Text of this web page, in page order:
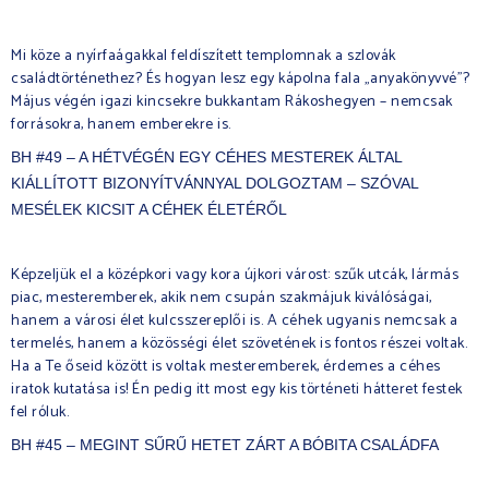
Mi köze a nyírfaágakkal feldíszített templomnak a szlovák
családtörténethez? És hogyan lesz egy kápolna fala „anyakönyvvé”?
Május végén igazi kincsekre bukkantam Rákoshegyen – nemcsak
forrásokra, hanem emberekre is.
BH #49 – A HÉTVÉGÉN EGY CÉHES MESTEREK ÁLTAL
KIÁLLÍTOTT BIZONYÍTVÁNNYAL DOLGOZTAM – SZÓVAL
MESÉLEK KICSIT A CÉHEK ÉLETÉRŐL
Képzeljük el a középkori vagy kora újkori várost: szűk utcák, lármás
piac, mesteremberek, akik nem csupán szakmájuk kiválóságai,
hanem a városi élet kulcsszereplői is. A céhek ugyanis nemcsak a
termelés, hanem a közösségi élet szövetének is fontos részei voltak.
Ha a Te őseid között is voltak mesteremberek, érdemes a céhes
iratok kutatása is! Én pedig itt most egy kis történeti hátteret festek
fel róluk.
BH #45 – MEGINT SŰRŰ HETET ZÁRT A BÓBITA CSALÁDFA